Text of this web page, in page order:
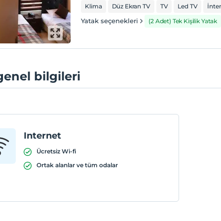
Klima Düz Ekran TV TV Led TV
Yatak seçenekleri (2 Adet) Tek Kişilik Yatak
bilgileri
Internet
Ücretsiz Wi-fi
Ortak alanlar ve tüm odalar